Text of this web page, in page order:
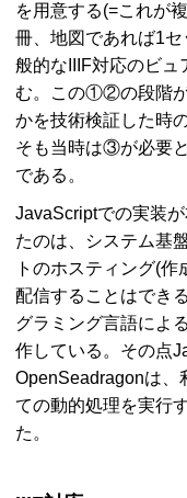
を用意する(=これが
冊、地図であれば1
般的な IIIF対応のビュ
む。この①②の段階が
かを技術検証した時
そも当時は③が必要
である。
JavaScriptでの実装
たのは、システム基
トのホスティング(作
配信することはでき
グラミング言語によ
作している。その点
OpenSeadragonは、
ての動的処理を実行
た。